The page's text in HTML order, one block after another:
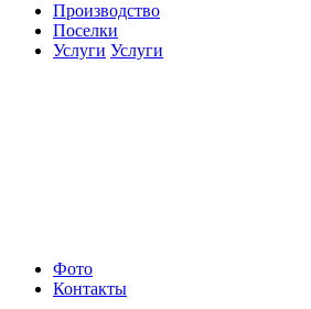
Производство
Поселки
Услуги Услуги
Фото
Контакты